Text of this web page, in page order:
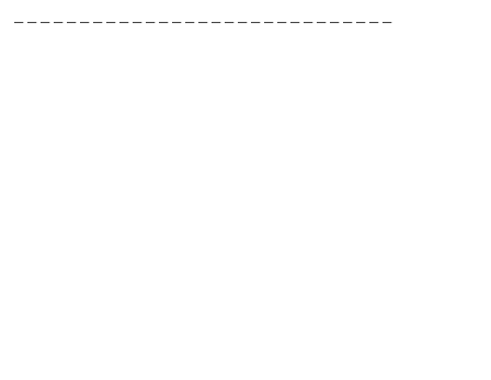
– – – – – – – – – – – – – – – – – – – – – – – – – – – – –